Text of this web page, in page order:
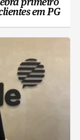
primeiro
em PG